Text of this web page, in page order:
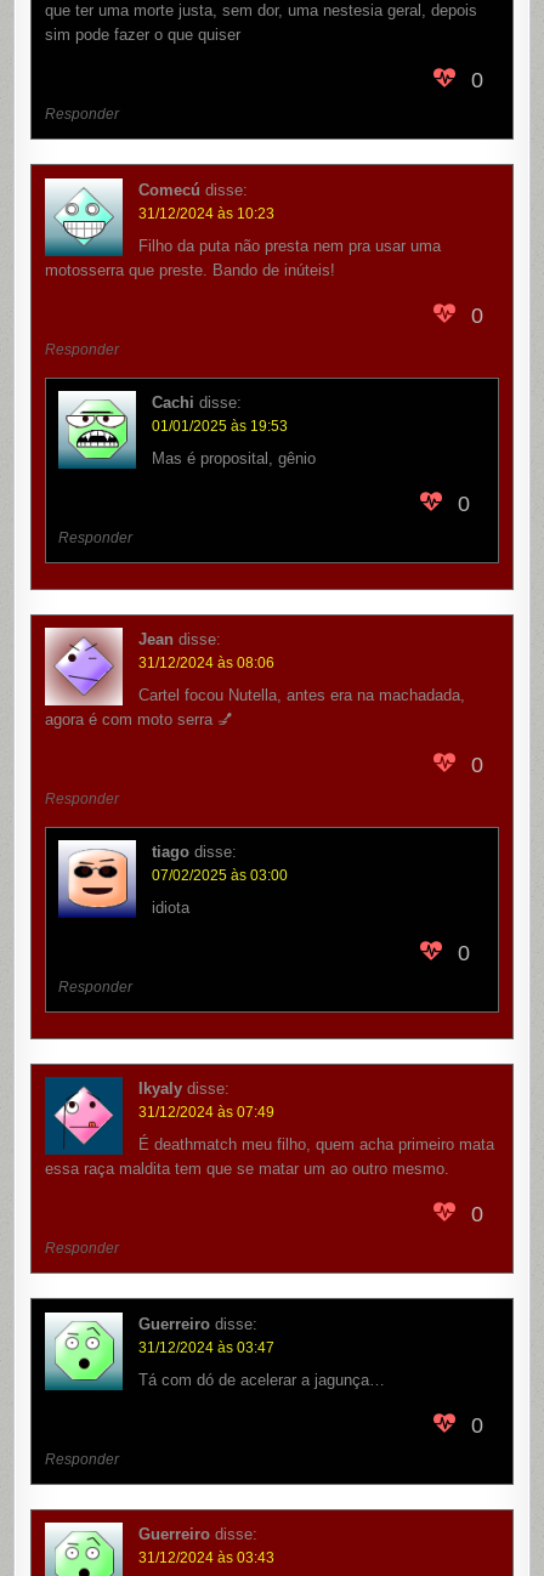
que ter uma morte justa, sem dor, uma nestesia geral, depois
sim pode fazer o que quiser
0
Responder
Comecú disse:
31/12/2024 às 10:23
Filho da puta não presta nem pra usar uma
motosserra que preste. Bando de inúteis!
0
Responder
Cachi disse:
01/01/2025 às 19:53
Mas é proposital, gênio
0
Responder
Jean disse:
31/12/2024 às 08:06
Cartel focou Nutella, antes era na machadada,
agora é com moto serra 💅
0
Responder
tiago disse:
07/02/2025 às 03:00
idiota
0
Responder
Ikyaly disse:
31/12/2024 às 07:49
É deathmatch meu filho, quem acha primeiro mata
essa raça maldita tem que se matar um ao outro mesmo.
0
Responder
Guerreiro disse:
31/12/2024 às 03:47
Tá com dó de acelerar a jagunça…
0
Responder
Guerreiro disse:
31/12/2024 às 03:43